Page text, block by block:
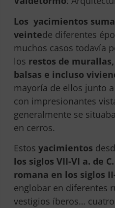
Los yacimientos
veintede diferentes
muchos casos todavía
los restos de murallas,
balsas e incluso
mayoría de ellos junto
con impresionantes
generalmente se
en cerros.
Estos yacimientos
los siglos VII-VI a. de
romana en los siglos
englobar en diferentes
vestigios íberos…